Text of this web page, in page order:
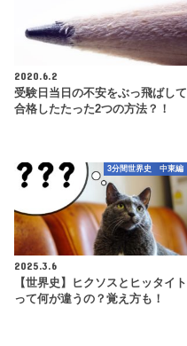
2020.6.2
受験日当日の不安をぶっ飛ばして
合格したたった2つの方法？！
3分間世界史 中東編
2025.3.6
【世界史】ヒクソスとヒッタイト
って何が違うの？覚え方も！